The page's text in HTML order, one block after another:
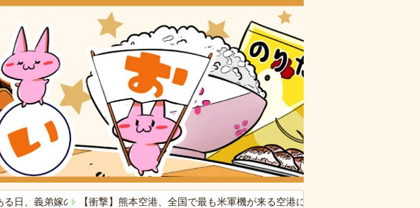
日、義弟嫁の子供から「ガンの匂い」がし始めたので、夫経由で「ガンではないか」と伝
【衝撃】熊本空港、全国で最も米軍機が来る空港になっていた